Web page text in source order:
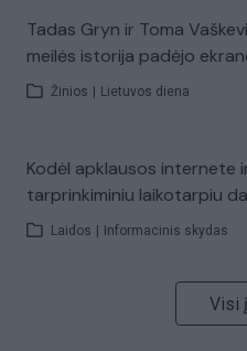
Tadas Gryn ir Toma
meilės istorija padėjo
Žinios Lietuvos diena
Kodėl apklausos internete
tarprinkiminiu laikotarpiu
Laidos Informacinis skydas
Visi